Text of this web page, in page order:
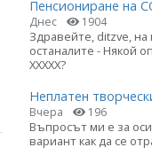
Пенсиониране на
Днес 1904
Здравейте, ditzve, на
останалите - Някой
ХХХХХ?
Неплатен
Вчера 196
Въпросът ми е за
вариант как да се